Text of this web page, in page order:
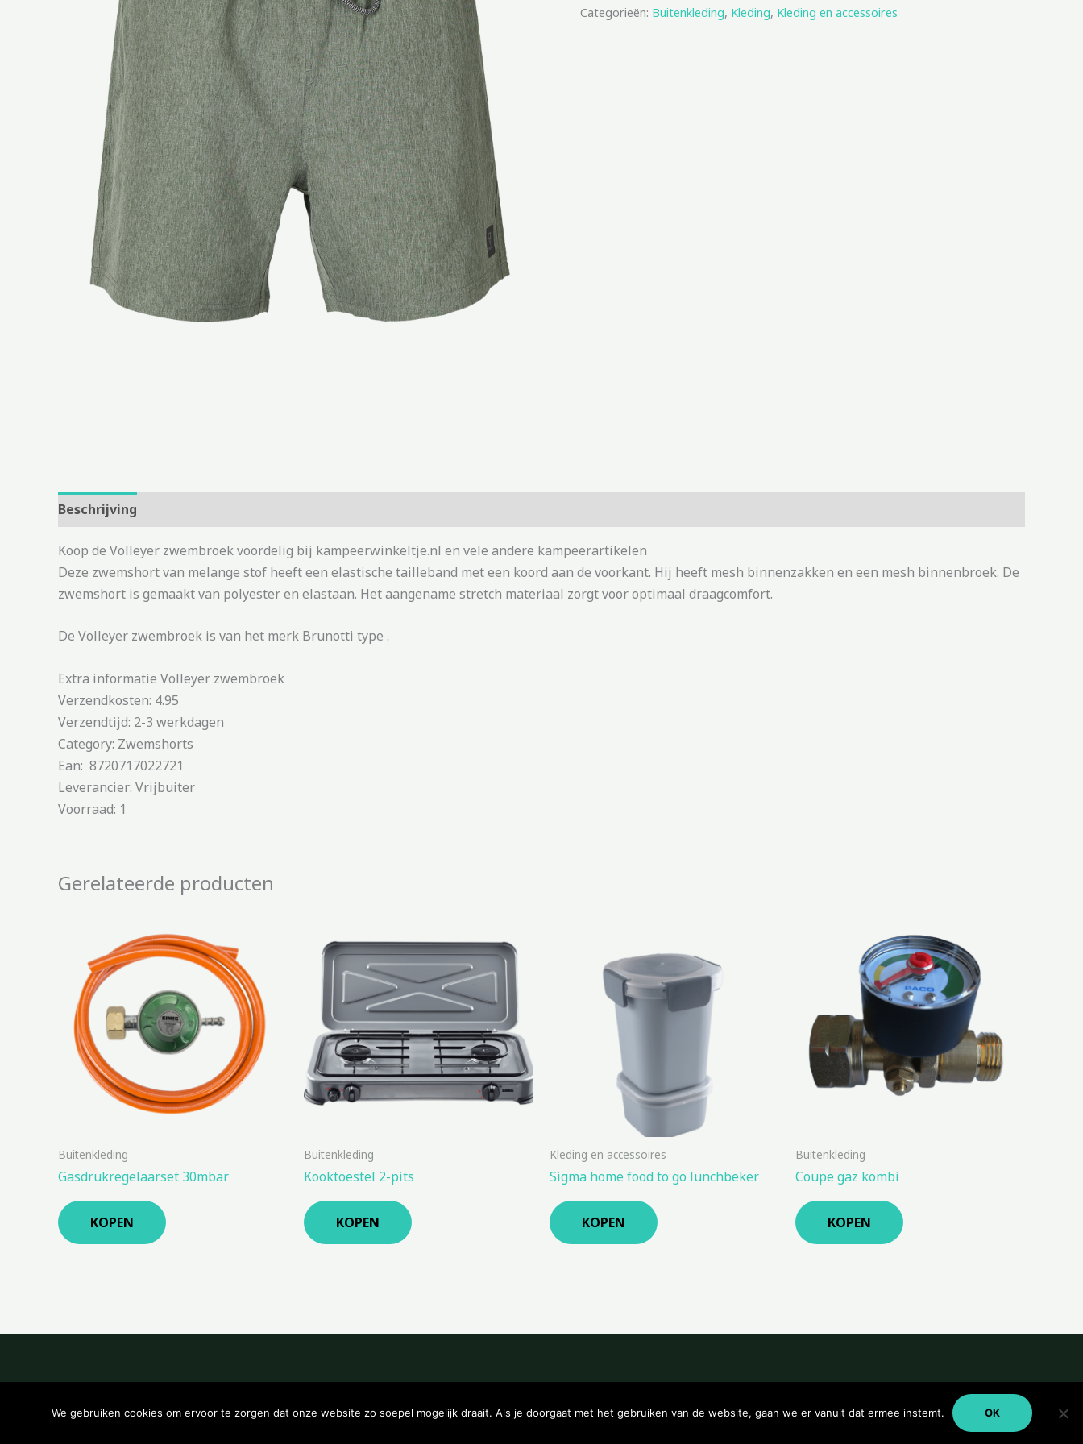
Categorieën: Buitenkleding, Kleding, Kleding en accessoires
Beschrijving
Koop de Volleyer zwembroek voordelig bij kampeerwinkeltje.nl en vele andere kampeerartikelen
Deze zwemshort van melange stof heeft een elastische tailleband met een koord aan de voorkant. Hij heeft mesh binnenzakken en een mesh binnenbroek. De
zwemshort is gemaakt van polyester en elastaan. Het aangename stretch materiaal zorgt voor optimaal draagcomfort.
De Volleyer zwembroek is van het merk Brunotti type .
Extra informatie Volleyer zwembroek
Verzendkosten: 4.95
Verzendtijd: 2-3 werkdagen
Category: Zwemshorts
Ean: 8720717022721
Leverancier: Vrijbuiter
Voorraad: 1
Gerelateerde producten
Buitenkleding
Gasdrukregelaarset 30mbar
KOPEN
Buitenkleding
Kooktoestel 2-pits
KOPEN
Kleding en accessoires
Sigma home food to go lunchbeker
KOPEN
Buitenkleding
Coupe gaz kombi
KOPEN
We gebruiken cookies om ervoor te zorgen dat onze website zo soepel mogelijk draait. Als je doorgaat met het gebruiken van de website, gaan we er vanuit dat ermee instemt. OK